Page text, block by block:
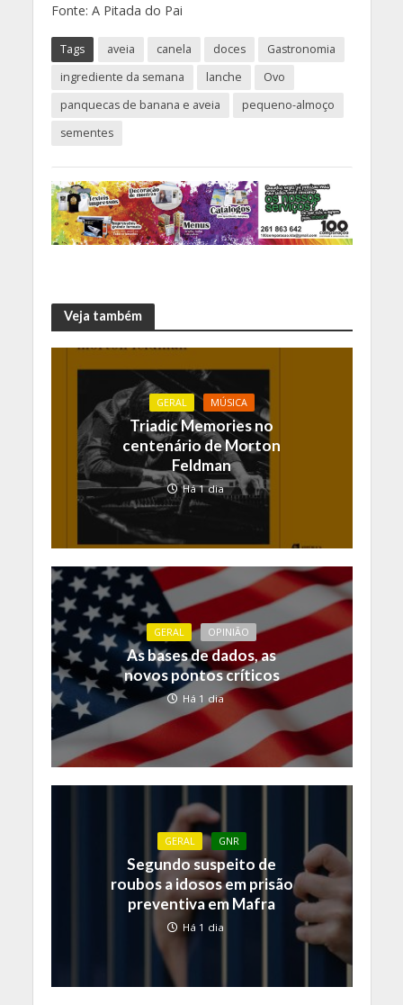
Fonte: A Pitada do Pai
Tags aveia canela doces
Gastronomia
ingrediente da semana
lanche
Ovo
panquecas de banana e aveia
pequeno-almoço
sementes
Veja também
GERAL MÚSICA
Triadic Memories no
centenário de Morton
Feldman
Há 1 dia
GERAL OPINIÃO
As bases de dados, as
novos pontos críticos
Há 1 dia
GERAL GNR
Segundo suspeito de
roubos a idosos em prisão
preventiva em Mafra
Há 1 dia